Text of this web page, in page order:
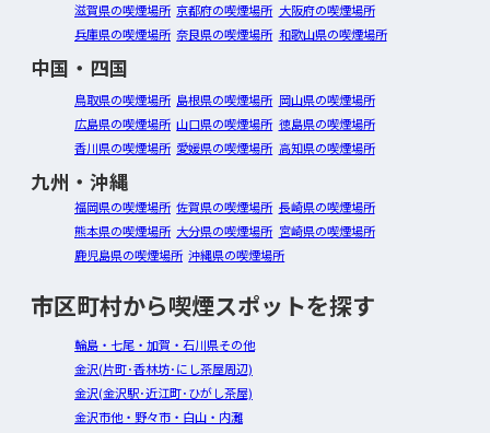
滋賀県の喫煙場所 京都府の喫煙場所 大阪府の喫煙場所
兵庫県の喫煙場所 奈良県の喫煙場所 和歌山県の喫煙場所
中国・四国
鳥取県の喫煙場所 島根県の喫煙場所 岡山県の喫煙場所
広島県の喫煙場所 山口県の喫煙場所 徳島県の喫煙場所
香川県の喫煙場所 愛媛県の喫煙場所 高知県の喫煙場所
九州・沖縄
福岡県の喫煙場所 佐賀県の喫煙場所 長崎県の喫煙場所
熊本県の喫煙場所 大分県の喫煙場所 宮崎県の喫煙場所
鹿児島県の喫煙場所 沖縄県の喫煙場所
市区町村から喫煙スポットを探す
輪島・七尾・加賀・石川県その他
金沢(片町･香林坊･にし茶屋周辺)
金沢(金沢駅･近江町･ひがし茶屋)
金沢市他・野々市・白山・内灘